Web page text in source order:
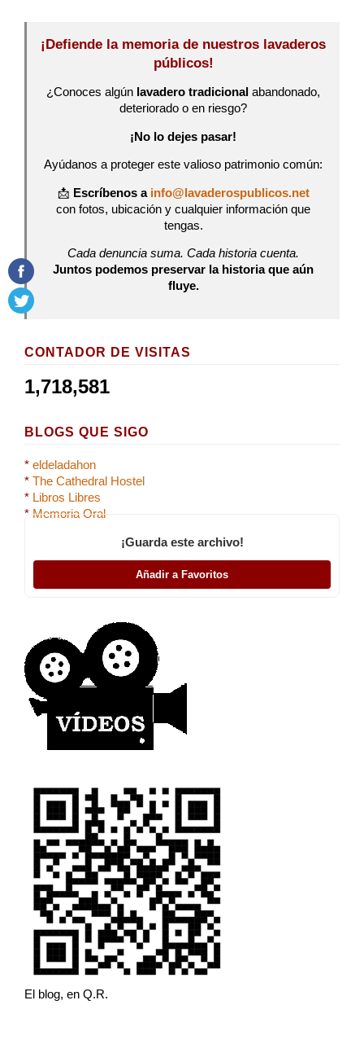
¡Defiende la memoria de nuestros lavaderos
públicos!
¿Conoces algún lavadero tradicional abandonado,
deteriorado o en riesgo?
¡No lo dejes pasar!
Ayúdanos a proteger este valioso patrimonio común:
📩 Escríbenos a info@lavaderospublicos.net
con fotos, ubicación y cualquier información que
tengas.
Cada denuncia suma. Cada historia cuenta.
Juntos podemos preservar la historia que aún
fluye.
CONTADOR DE VISITAS
1,718,581
BLOGS QUE SIGO
* eldeladahon
* The Cathedral Hostel
* Libros Libres
* Memoria Oral
¡Guarda este archivo!
Añadir a Favoritos
El blog, en Q.R.